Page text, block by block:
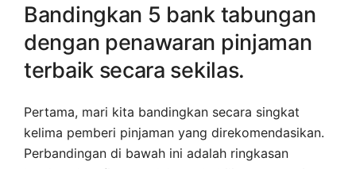
Bandingkan 5 bank tabungan
dengan penawaran pinjaman
terbaik secara sekilas.
Pertama, mari kita bandingkan secara singkat
kelima pemberi pinjaman yang direkomendasikan.
Perbandingan di bawah ini adalah ringkasan